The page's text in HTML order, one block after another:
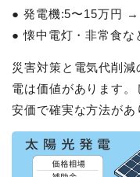
● 発電機:5〜15万円 →
● 懐中電灯・非常食
災害対策と電気代削
電は価値があります
安価で確実な方法があ